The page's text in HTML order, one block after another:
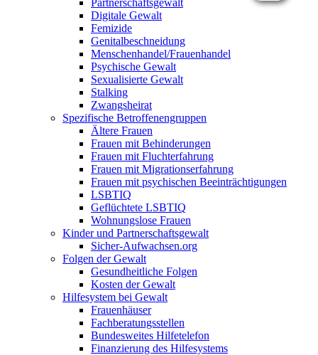
Partnerschaftsgewalt
Digitale Gewalt
Femizide
Genitalbeschneidung
Menschenhandel/Frauenhandel
Psychische Gewalt
Sexualisierte Gewalt
Stalking
Zwangsheirat
Spezifische Betroffenengruppen
Ältere Frauen
Frauen mit Behinderungen
Frauen mit Fluchterfahrung
Frauen mit Migrationserfahrung
Frauen mit psychischen Beeinträchtigungen
LSBTIQ
Geflüchtete LSBTIQ
Wohnungslose Frauen
Kinder und Partnerschaftsgewalt
Sicher-Aufwachsen.org
Folgen der Gewalt
Gesundheitliche Folgen
Kosten der Gewalt
Hilfesystem bei Gewalt
Frauenhäuser
Fachberatungsstellen
Bundesweites Hilfetelefon
Finanzierung des Hilfesystems